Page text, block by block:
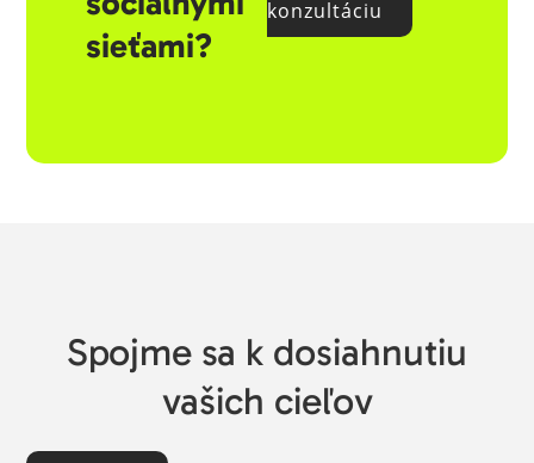
sieťami?
konzultáciu
Spojme sa k dosiahnutiu
vašich cieľov